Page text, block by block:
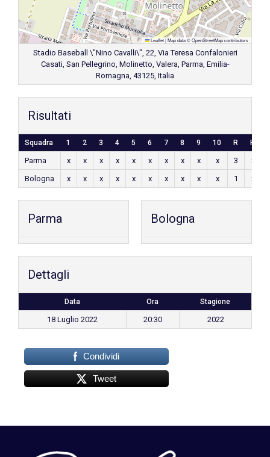
Leaflet|Map data ©OpenStreetMapcontributors
Stadio Baseball \"Nino Cavalli\", 22, Via Teresa Confalonieri
Casati, San Pellegrino, Molinetto, Valera, Parma, Emilia-
Romagna, 43125, Italia
Risultati
Squadra 1 2 3 4 5 6 7 8 9 10 R H
Parma x x x x x x x x x x 3 x
Bologna
x x x x x x x x x x 1 x
Parma Bologna
Dettagli
Data Ora Stagione
18 Luglio 2022 20:30 2022
Condividi
Tweet